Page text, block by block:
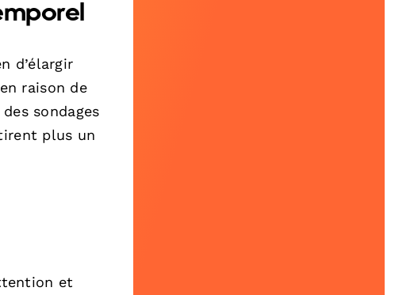
d’élargir
raison de
sondages
plus un
et